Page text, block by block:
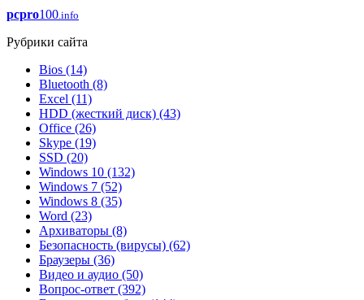
pcpro100.info
Рубрики сайта
Bios (14)
Bluetooth (8)
Excel (11)
HDD (жесткий диск) (43)
Office (26)
Skype (19)
SSD (20)
Windows 10 (132)
Windows 7 (52)
Windows 8 (35)
Word (23)
Архиваторы (8)
Безопасность (вирусы) (62)
Браузеры (36)
Видео и аудио (50)
Вопрос-ответ (392)